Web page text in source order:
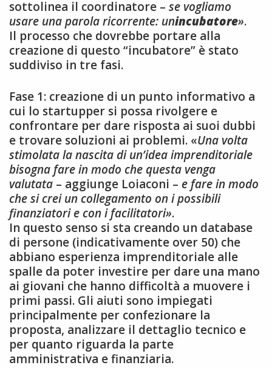
sottolinea il coordinatore – se vogliamo
usare una parola ricorrente: unincubatore».
Il processo che dovrebbe portare alla
creazione di questo “incubatore” è stato
suddiviso in tre fasi.
Fase 1: creazione di un punto informativo a
cui lo startupper si possa rivolgere e
confrontare per dare risposta ai suoi dubbi
e trovare soluzioni ai problemi. «Una volta
stimolata la nascita di un’idea imprenditoriale
bisogna fare in modo che questa venga
valutata – aggiunge Loiaconi – e fare in modo
che si crei un collegamento on i possibili
finanziatori e con i facilitatori».
In questo senso si sta creando un database
di persone (indicativamente over 50) che
abbiano esperienza imprenditoriale alle
spalle da poter investire per dare una mano
ai giovani che hanno difficoltà a muovere i
primi passi. Gli aiuti sono impiegati
principalmente per confezionare la
proposta, analizzare il dettaglio tecnico e
per quanto riguarda la parte
amministrativa e finanziaria.